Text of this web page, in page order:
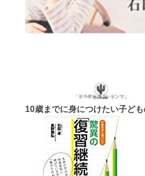
10歳までに身につけたい子ど